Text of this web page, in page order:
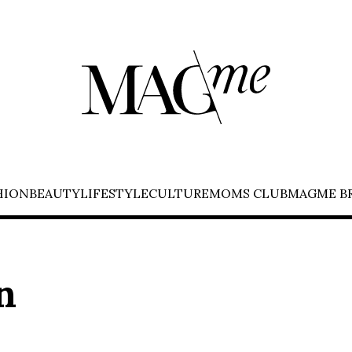
BEAUTYLIFESTYLECULTUREMOMS CLUBMAGME